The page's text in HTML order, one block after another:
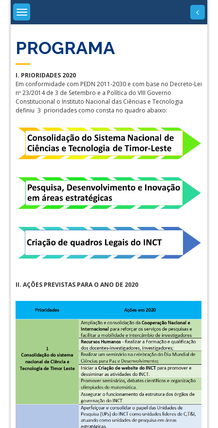
Skip
content
PROGRAMA
I. PRIORIDADES 2020
Em conformidade com PEDN 2011-2030 e com base no Decreto-Lei
nº 23/2014 de 3 de Setembro e a Política do VIII Governo
Constitucional o Instituto Nacional das Ciências e Tecnologia
definiu 3 prioridades como consta no quadro abaixo:
II. AÇÕES PREVISTAS PARA O ANO DE 2020